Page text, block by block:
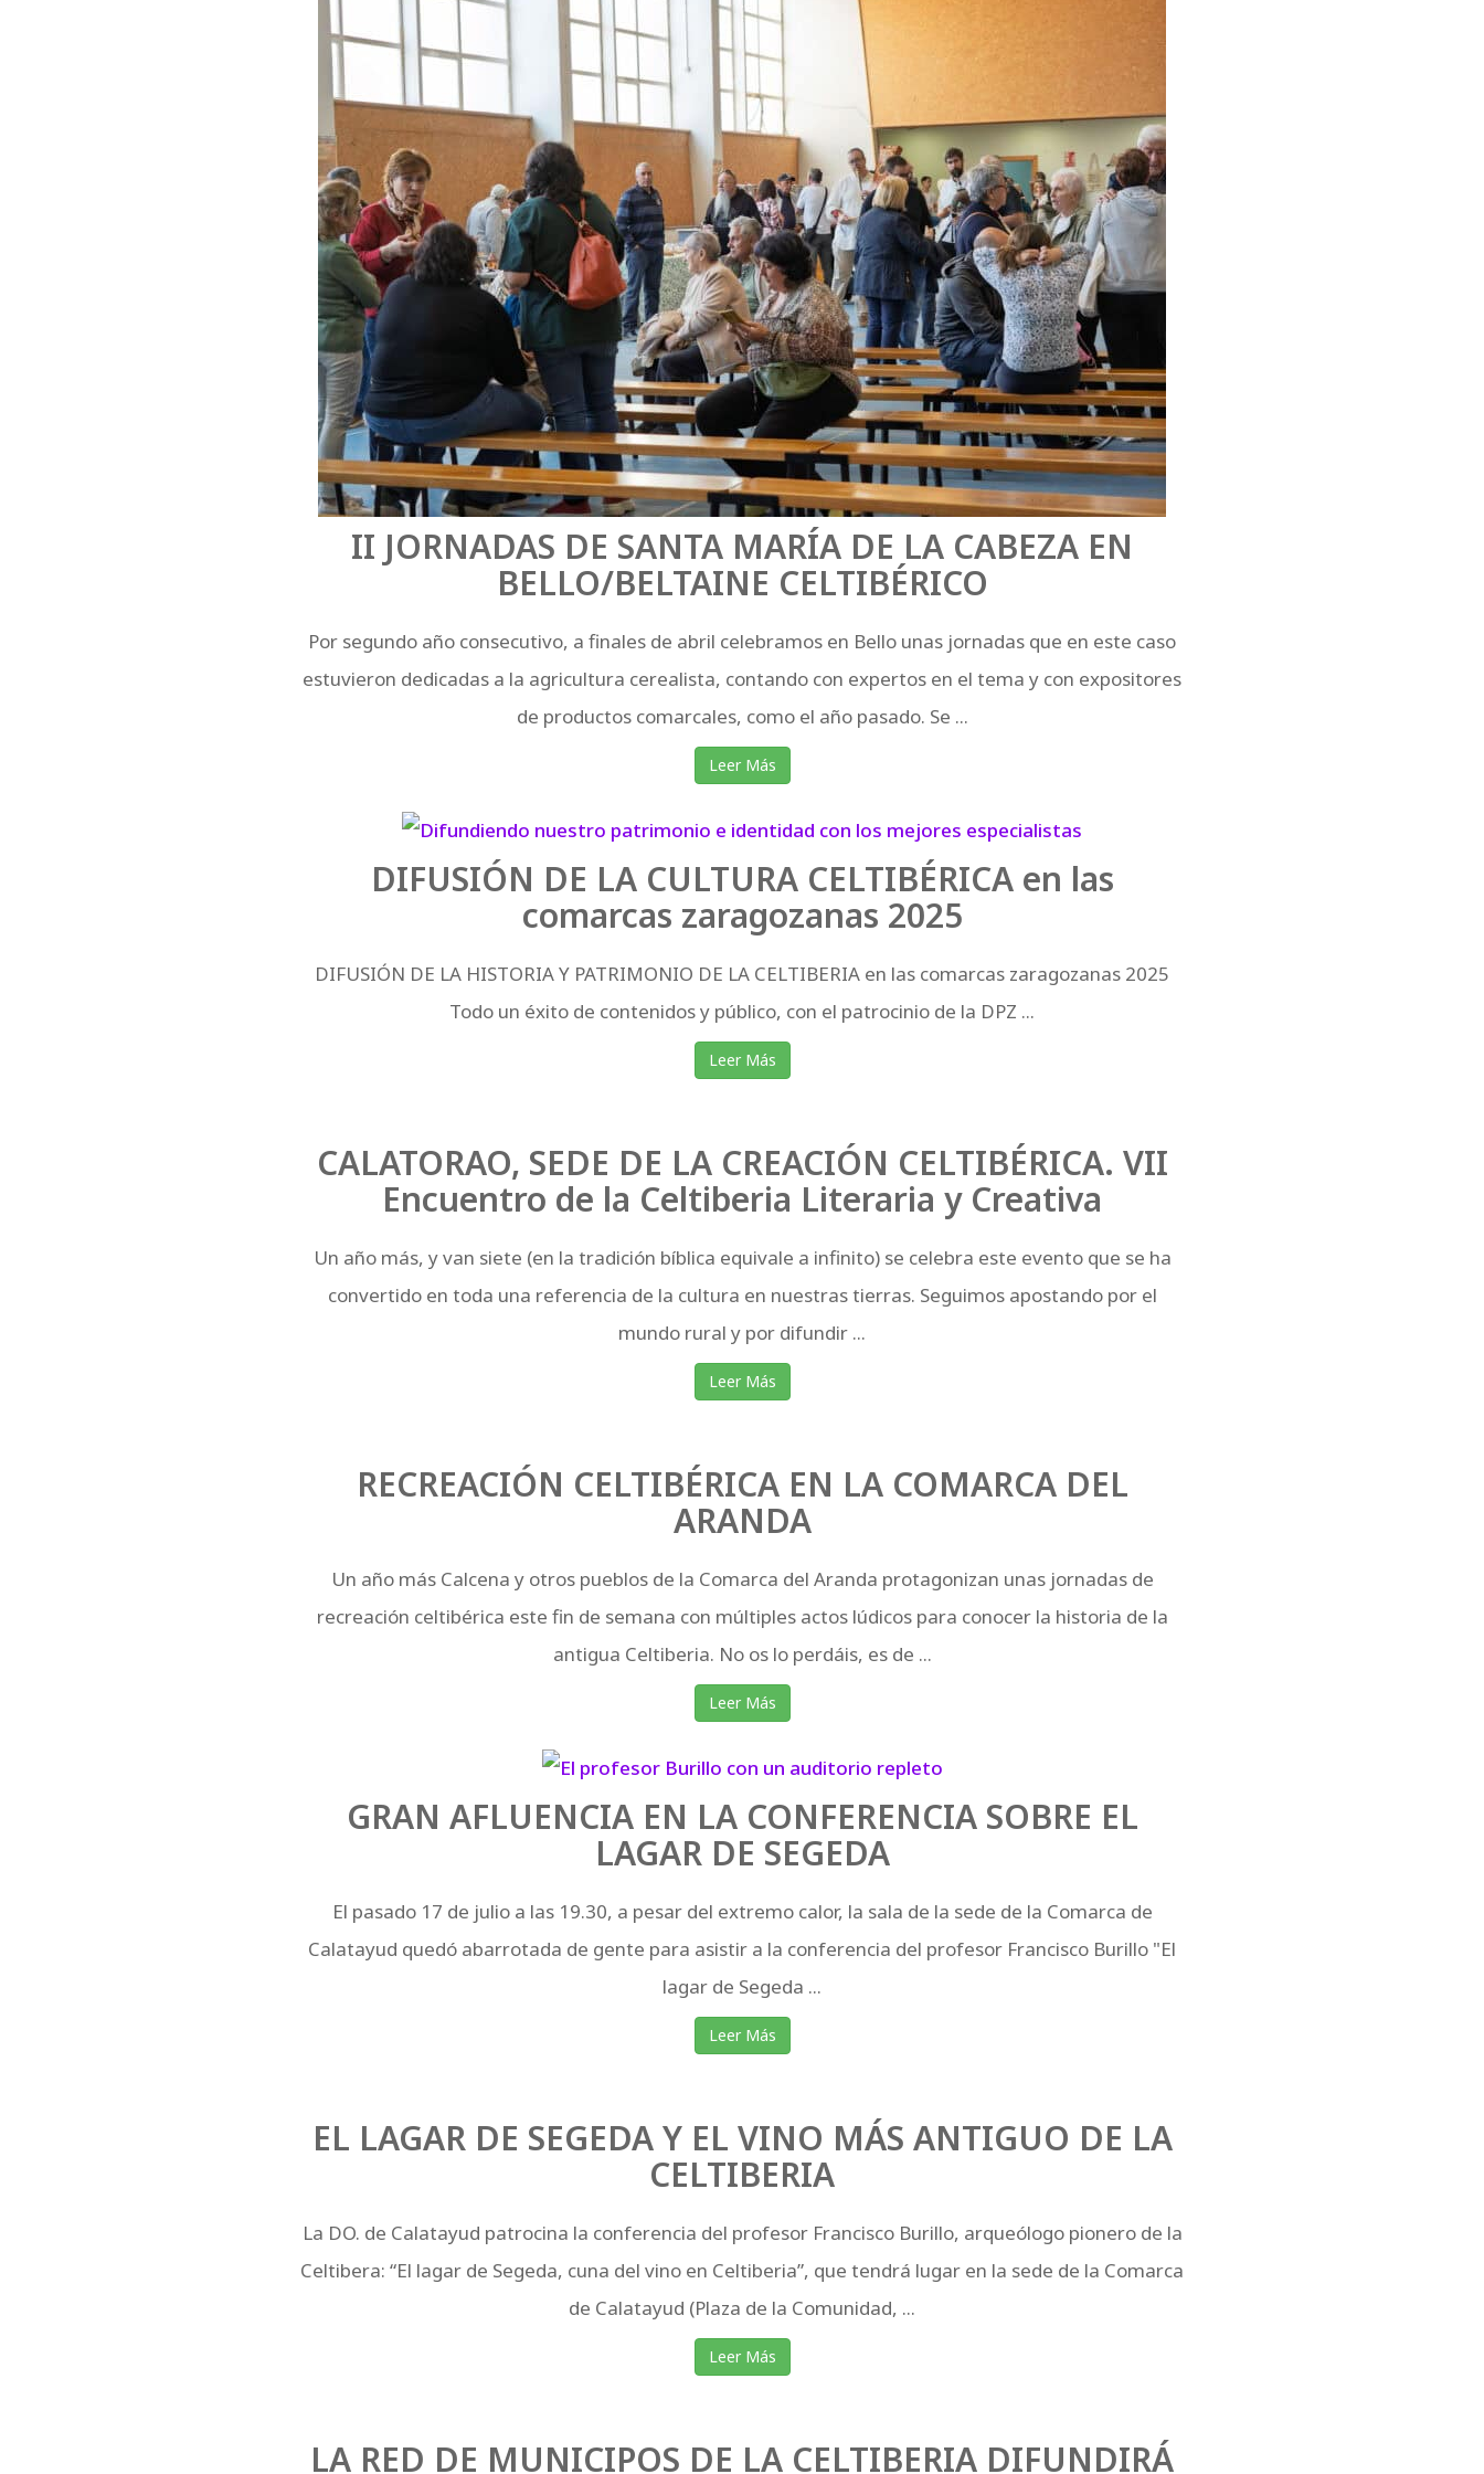
II JORNADAS DE SANTA MARÍA DE LA CABEZA EN
BELLO/BELTAINE CELTIBÉRICO
Por segundo año consecutivo, a finales de abril celebramos en Bello unas jornadas que en este caso
estuvieron dedicadas a la agricultura cerealista, contando con expertos en el tema y con expositores
de productos comarcales, como el año pasado. Se ...
Leer Más
DIFUSIÓN DE LA CULTURA CELTIBÉRICA en las
comarcas zaragozanas 2025
DIFUSIÓN DE LA HISTORIA Y PATRIMONIO DE LA CELTIBERIA en las comarcas zaragozanas 2025
Todo un éxito de contenidos y público, con el patrocinio de la DPZ ...
Leer Más
CALATORAO, SEDE DE LA CREACIÓN CELTIBÉRICA. VII
Encuentro de la Celtiberia Literaria y Creativa
Un año más, y van siete (en la tradición bíblica equivale a infinito) se celebra este evento que se ha
convertido en toda una referencia de la cultura en nuestras tierras. Seguimos apostando por el
mundo rural y por difundir ...
Leer Más
RECREACIÓN CELTIBÉRICA EN LA COMARCA DEL
ARANDA
Un año más Calcena y otros pueblos de la Comarca del Aranda protagonizan unas jornadas de
recreación celtibérica este fin de semana con múltiples actos lúdicos para conocer la historia de la
antigua Celtiberia. No os lo perdáis, es de ...
Leer Más
GRAN AFLUENCIA EN LA CONFERENCIA SOBRE EL
LAGAR DE SEGEDA
El pasado 17 de julio a las 19.30, a pesar del extremo calor, la sala de la sede de la Comarca de
Calatayud quedó abarrotada de gente para asistir a la conferencia del profesor Francisco Burillo "El
lagar de Segeda ...
Leer Más
EL LAGAR DE SEGEDA Y EL VINO MÁS ANTIGUO DE LA
CELTIBERIA
La DO. de Calatayud patrocina la conferencia del profesor Francisco Burillo, arqueólogo pionero de la
Celtibera: “El lagar de Segeda, cuna del vino en Celtiberia”, que tendrá lugar en la sede de la Comarca
de Calatayud (Plaza de la Comunidad, ...
Leer Más
LA RED DE MUNICIPOS DE LA CELTIBERIA DIFUNDIRÁ